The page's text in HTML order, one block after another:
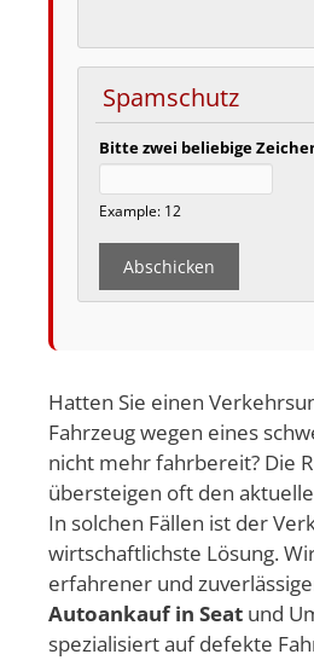
Spamschutz
Bitte zwei beliebige
Example: 12
Hatten Sie einen
Fahrzeug wegen eines
nicht mehr fahrbereit? Die
übersteigen oft den
In solchen Fällen ist der
wirtschaftlichste Lösung.
erfahrener und
Autoankauf in Seat und
spezialisiert auf defekte